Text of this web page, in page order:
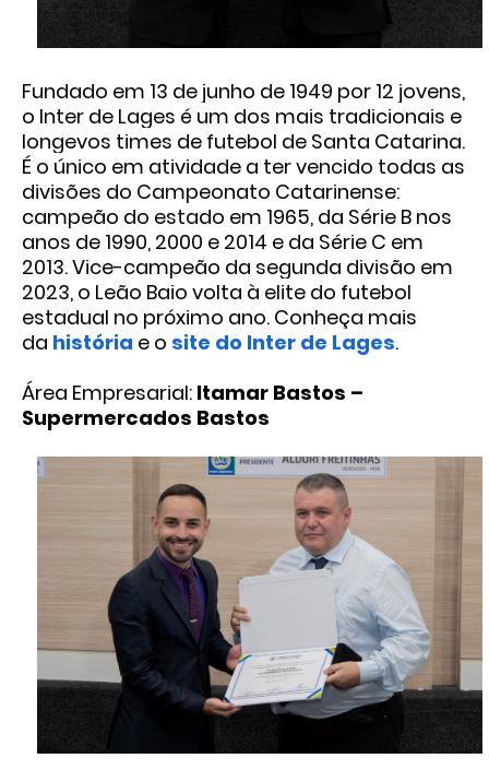
Fundado em 13 de junho de 1949 por 12 jovens,
o Inter de Lages é um dos mais tradicionais e
longevos times de futebol de Santa Catarina.
É o único em atividade a ter vencido todas as
divisões do Campeonato Catarinense:
campeão do estado em 1965, da Série B nos
anos de 1990, 2000 e 2014 e da Série C em
2013. Vice-campeão da segunda divisão em
2023, o Leão Baio volta à elite do futebol
estadual no próximo ano. Conheça mais
da história e o site do Inter de Lages.
Área Empresarial: Itamar Bastos –
Supermercados Bastos